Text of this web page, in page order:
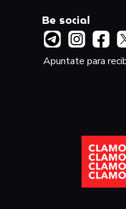
Be social
Apuntate para